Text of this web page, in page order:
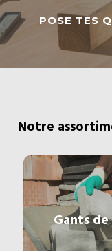
POSE TES
Notre
Gants